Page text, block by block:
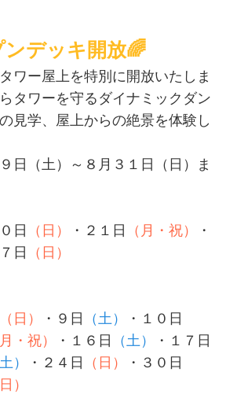
デッキ開放🌈
ワー屋上を特別に開放いたしま
タワーを守るダイナミックダン
見学、屋上からの絶景を体験し
日（土）～８月３１日（日）ま
日 （日） ・２１日 （月・祝）
・
日 （日）
（日） ・９日 （土）
・１０日
月・祝） ・１６日 （土）
・１７日
） ・２４日 （日）
・３０日
）